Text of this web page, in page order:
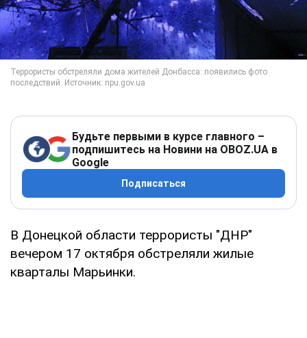
Будьте первыми в курсе главного –
подпишитесь на Новини на OBOZ.UA в
Google
Подписаться
В Донецкой области террористы "ДНР"
вечером 17 октября обстреляли жилые
кварталы Марьинки.